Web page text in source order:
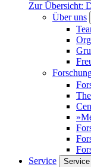
Zur Übersicht:
Über uns
Service
Service